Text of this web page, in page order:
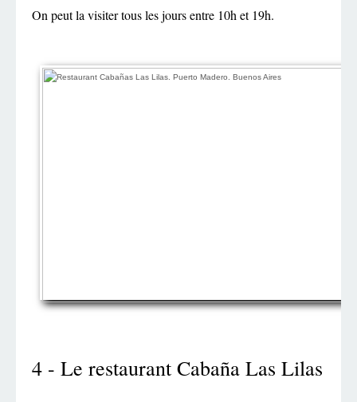
On peut la visiter tous les jours entre 10h et 19h.
4 - Le restaurant Cabaña Las Lilas